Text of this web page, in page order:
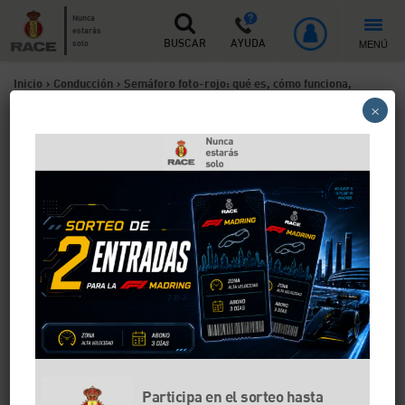
Nunca
estarás
solo
BUSCAR AYUDA MENÚ
Inicio > Conducción > Semáforo foto-rojo: qué es, cómo funciona,
Semáforo foto-rojo: qué es,
cómo funciona, multas y
cómo recurrir
Los semáforos foto-rojo son una herramienta que
tienen los ayuntamientos para intentar evitar que los
usuarios de la vía se salten los semáforos en rojo. Es
la forma de prevenir los atropellos y otros choques
entre vehículos. Cometer esta infracción supone una
multa económica y una retirada de puntos.
Participa en el sorteo hasta
×